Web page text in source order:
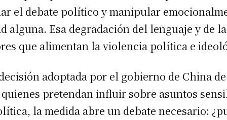
el debate político y manipular
alguna. Esa degradación del lenguaje y de
que alimentan la violencia política e
adoptada por el gobierno de China
pretendan influir sobre asuntos
la medida abre un debate necesario: